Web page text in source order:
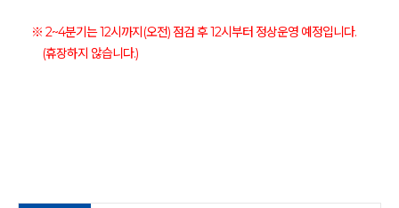
※ 2~4분기는 12시까지(오전) 점검 후 12시부터 정상운영 예정입니다.
(휴장하지 않습니다.)